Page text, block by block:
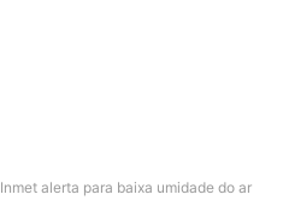
Inmet alerta para baixa umidade do ar